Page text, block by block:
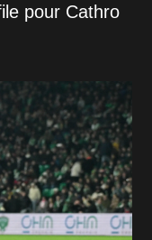
pour Cathro